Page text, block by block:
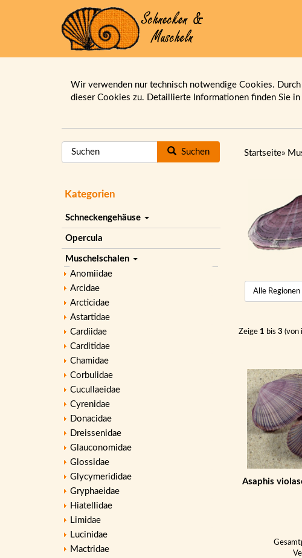
Wir verwenden nur technisch notwendige Cookies.
dieser Cookies zu. Detaillierte Informationen finden Sie in
Suchen
Kategorien
Schneckengehäuse
Opercula
Muschelschalen
Anomiidae
Arcidae
Arcticidae
Astartidae
Cardiidae
Carditidae
Chamidae
Corbulidae
Cucullaeidae
Cyrenidae
Donacidae
Dreissenidae
Glauconomidae
Glossidae
Glycymerididae
Gryphaeidae
Hiatellidae
Limidae
Lucinidae
Mactridae
Startseite»
Zeige 1 bis 3 (von
Asaphis